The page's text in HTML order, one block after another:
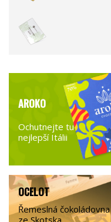
AROKO
Ochutnejte tu
nejlepší Itálii
OCELOT
Řemeslná čokoládovna
ze Skotska